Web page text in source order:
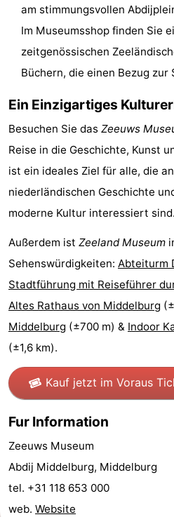
Sportangeln
Essen
Ringstechen
Zoutelande
Forum
Route
Parken
Reisebuchshop
Adressen
Region
Zeeland
Duiveland
-
Renesse
-
am stimmungsvollen
Im Museumsshop finden Sie
zeitgenössischen
Büchern, die einen Bezug zur
Ein Einzigartiges
Besuchen Sie das Zeeuws
Reise in die Geschichte, Kunst
ist ein ideales Ziel für alle, die
niederländischen Geschichte
moderne Kultur interessiert sind.
Außerdem ist Zeeland Museum
Sehenswürdigkeiten: Abteiturm
Stadtführung mit Reiseführer
Altes Rathaus von Middelburg
Middelburg (±700 m) & Indoor
(±1,6 km).
Kauf jetzt im Voraus
Fur Information
Zeeuws Museum
Abdij Middelburg, Middelburg
tel. +31 118 653 000
web. Website